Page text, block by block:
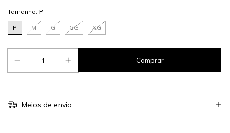
Tamanho: P
P M G GG XG
Meios de envio